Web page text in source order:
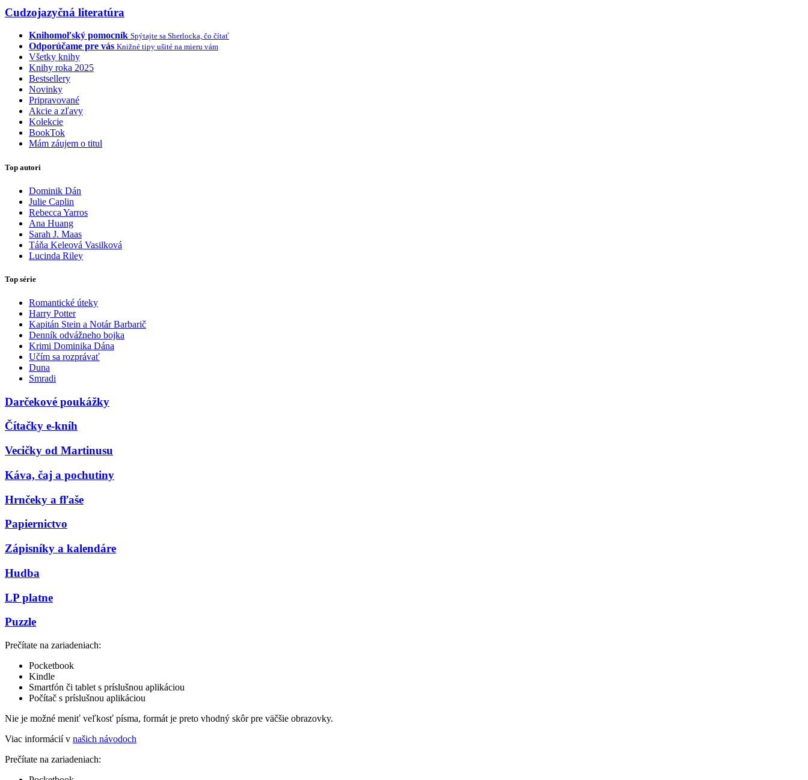
Cudzojazyčná literatúra
Knihomoľský pomocník Spýtajte sa Sherlocka, čo čítať
Odporúčame pre vás Knižné tipy ušité na mieru vám
Všetky knihy
Knihy roka 2025
Bestsellery
Novinky
Pripravované
Akcie a zľavy
Kolekcie
BookTok
Mám záujem o titul
Top autori
Dominik Dán
Julie Caplin
Rebecca Yarros
Ana Huang
Sarah J. Maas
Táňa Keleová Vasilková
Lucinda Riley
Top série
Romantické úteky
Harry Potter
Kapitán Stein a Notár Barbarič
Denník odvážneho bojka
Krimi Dominika Dána
Učím sa rozprávať
Duna
Smradi
Darčekové poukážky
Čítačky e-kníh
Vecičky od Martinusu
Káva, čaj a pochutiny
Hrnčeky a fľaše
Papiernictvo
Zápisníky a kalendáre
Hudba
LP platne
Puzzle
Prečítate na zariadeniach:
Pocketbook
Kindle
Smartfón či tablet s príslušnou aplikáciou
Počítač s príslušnou aplikáciou
Nie je možné meniť veľkosť písma, formát je preto vhodný skôr pre väčšie obrazovky.
Viac informácií v našich návodoch
Prečítate na zariadeniach: